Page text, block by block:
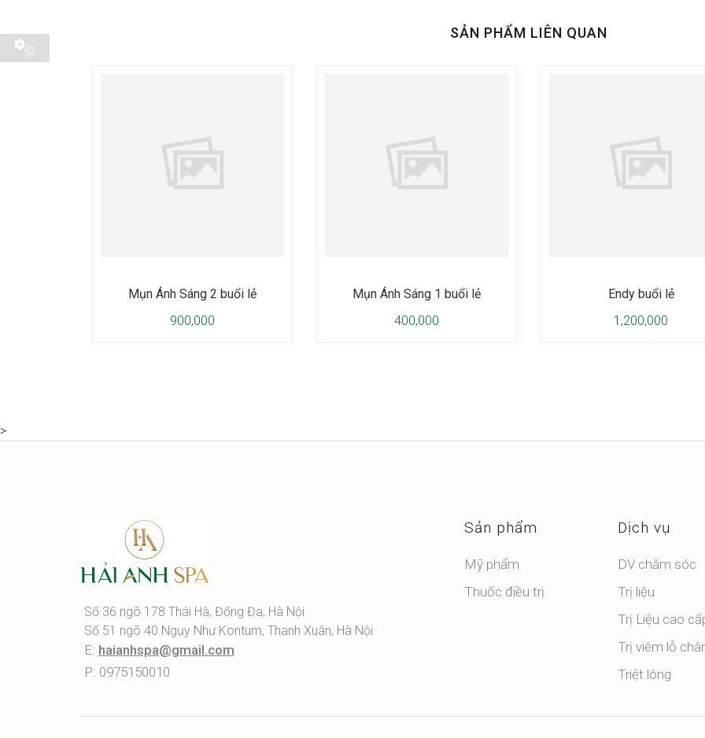
SẢN PHẨM LIÊN QUAN
Mụn Ánh Sáng 2 buổi lẻ
900,000
Mụn Ánh Sáng 1 buổi lẻ
400,000
Endy buổi lẻ
1,200,000
>
Số 36 ngõ 178 Thái Hà, Đống Đa, Hà Nội
Số 51 ngõ 40 Ngụy Như Kontum, Thanh Xuân, Hà Nội
E: haianhspa@gmail.com
P: 0975150010
Sản phẩm
Mỹ phẩm
Thuốc điều trị
Dịch vụ
DV chăm sóc
Trị liệu
Trị Liệu cao
Trị viêm lỗ
Triệt lông